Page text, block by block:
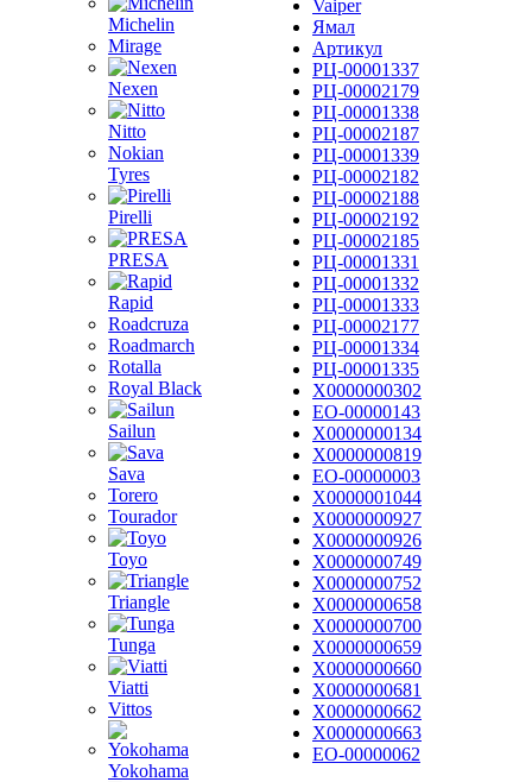
Michelin
Mirage
Nexen
Nitto
Nokian
Tyres
Pirelli
PRESA
Rapid
Roadcruza
Roadmarch
Rotalla
Royal Black
Sailun
Sava
Torero
Tourador
Toyo
Triangle
Tunga
Viatti
Vittos
Yokohama
Vaiper
Ямал
Артикул
РЦ-00001337
РЦ-00002179
РЦ-00001338
РЦ-00002187
РЦ-00001339
РЦ-00002182
РЦ-00002188
РЦ-00002192
РЦ-00002185
РЦ-00001331
РЦ-00001332
РЦ-00001333
РЦ-00002177
РЦ-00001334
РЦ-00001335
Х0000000302
ЕО-00000143
Х0000000134
Х0000000819
ЕО-00000003
Х0000001044
Х0000000927
Х0000000926
Х0000000749
Х0000000752
Х0000000658
Х0000000700
Х0000000659
Х0000000660
Х0000000681
Х0000000662
Х0000000663
ЕО-00000062